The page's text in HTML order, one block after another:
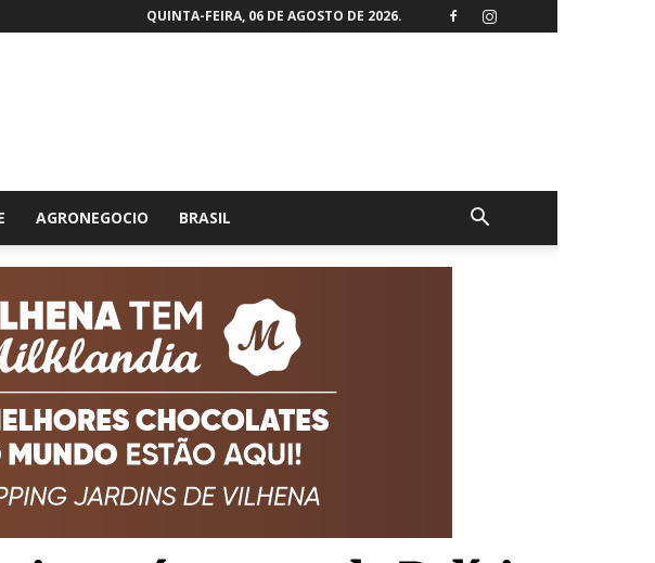
QUINTA-FEIRA, 06 DE AGOSTO DE 2026.
AGRONEGOCIO BRASIL